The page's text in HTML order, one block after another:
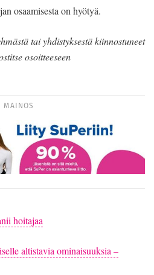
osaamisesta on hyötyä.
tai yhdistyksestä kiinnostuneet
osoitteeseen
MAINOS
hoitajaa
altistavia ominaisuuksia –